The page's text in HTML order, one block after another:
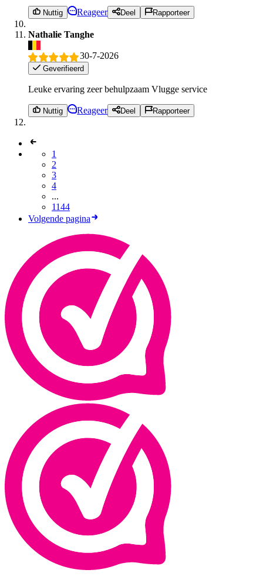
Nuttig Reageer Deel Rapporteer
Nathalie Tanghe
30-7-2026
Geverifieerd
Leuke ervaring zeer behulpzaam Vlugge service
Nuttig Reageer Deel Rapporteer
1
2
3
4
...
1144
Volgende pagina